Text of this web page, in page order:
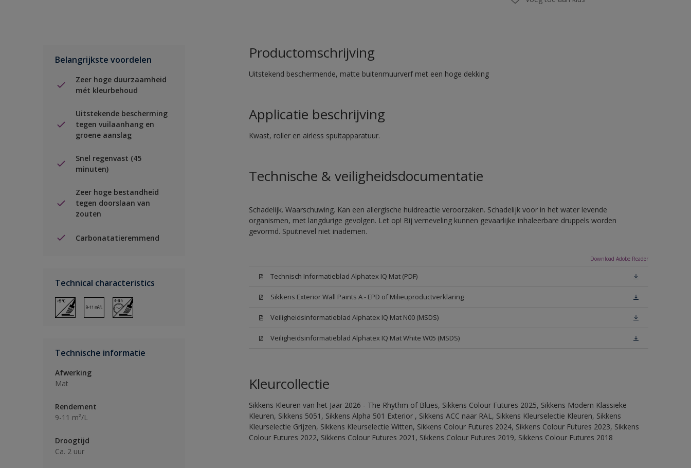
Belangrijkste voordelen
Zeer hoge duurzaamheid
mét kleurbehoud
Uitstekende bescherming
tegen vuilaanhang en
groene aanslag
Snel regenvast (45
minuten)
Zeer hoge bestandheid
tegen doorslaan van
zouten
Carbonatatieremmend
Technical characteristics
Technische informatie
Afwerking
Mat
Rendement
9-11 m²/L
Droogtijd
Ca. 2 uur
Productomschrijving
Uitstekend beschermende, matte buitenmuurverf met een hoge dekking
Applicatie beschrijving
Kwast, roller en airless spuitapparatuur.
Technische & veiligheidsdocumentatie
Schadelijk. Waarschuwing. Kan een allergische huidreactie veroorzaken. Schadelijk voor in het water levende
organismen, met langdurige gevolgen. Let op! Bij verneveling kunnen gevaarlijke inhaleerbare druppels worden
gevormd. Spuitnevel niet inademen.
Download Adobe Reader
Technisch Informatieblad Alphatex IQ Mat (PDF)
Sikkens Exterior Wall Paints A - EPD of Milieuproductverklaring
Veiligheidsinformatieblad Alphatex IQ Mat N00 (MSDS)
Veiligheidsinformatieblad Alphatex IQ Mat White W05 (MSDS)
Kleurcollectie
Sikkens Kleuren van het Jaar 2026 - The Rhythm of Blues, Sikkens Colour Futures 2025, Sikkens Modern Klassieke
Kleuren, Sikkens 5051, Sikkens Alpha 501 Exterior , Sikkens ACC naar RAL, Sikkens Kleurselectie Kleuren, Sikkens
Kleurselectie Grijzen, Sikkens Kleurselectie Witten, Sikkens Colour Futures 2024, Sikkens Colour Futures 2023, Sikkens
Colour Futures 2022, Sikkens Colour Futures 2021, Sikkens Colour Futures 2019, Sikkens Colour Futures 2018